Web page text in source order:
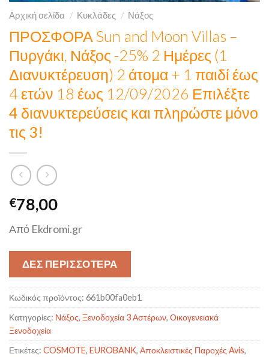
Αρχική σελίδα / Κυκλάδες / Νάξος
ΠΡΟΣΦΟΡΑ Sun and Moon Villas –
Πυργάκι, Νάξος -25% 2 Ημέρες (1
Διανυκτέρευση) 2 άτομα + 1 παιδί έως
4 ετών 18 έως 12/09/2026 Επιλέξτε
4 διανυκτερεύσεις και πληρώστε μόνο
τις 3!
€78,00
Από Ekdromi.gr
ΔΕΣ ΠΕΡΙΣΣΟΤΕΡΑ
Κωδικός προϊόντος: 661b00fa0eb1
Κατηγορίες: Νάξος, Ξενοδοχεία 3 Αστέρων, Οικογενειακά
Ξενοδοχεία
Ετικέτες: COSMOTE, EUROBANK, Αποκλειστικές Παροχές Avis,